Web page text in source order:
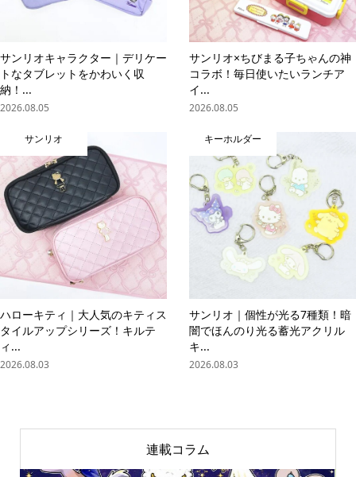
サンリオキャラクター｜デリケー
トなタブレットをかわいく収
納！...
2026.08.05
サンリオ×ちびまる子ちゃんの神
コラボ！毎日使いたいランチア
イ...
2026.08.05
サンリオ
ハローキティ｜大人気のキティス
タイルアップシリーズ！キルテ
ィ...
2026.08.03
キーホルダー
サンリオ｜個性が光る7種類！暗
闇でほんのり光る蓄光アクリル
キ...
2026.08.03
連載コラム